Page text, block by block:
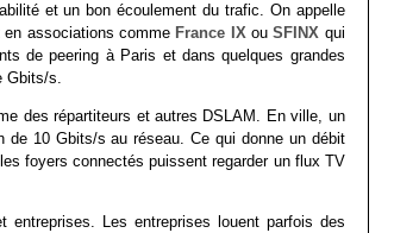
et un bon écoulement du trafic. On appelle
en associations comme France IXouSFINX qui
de peering à Paris et dans quelques grandes
Gbits/s.
des répartiteurs et autres DSLAM. En ville, un
de 10 Gbits/s au réseau. Ce qui donne un débit
foyers connectés puissent regarder un flux TV
entreprises. Les entreprises louent parfois des